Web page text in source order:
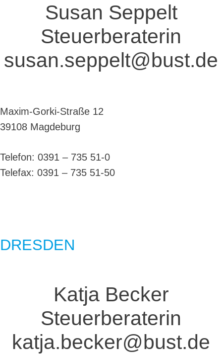
Susan Seppelt
Steuerberaterin
susan.seppelt@bust.de
Maxim-Gorki-Straße 12
39108 Magdeburg
Telefon: 0391 – 735 51-0
Telefax: 0391 – 735 51-50
DRESDEN
Katja Becker
Steuerberaterin
katja.becker@bust.de